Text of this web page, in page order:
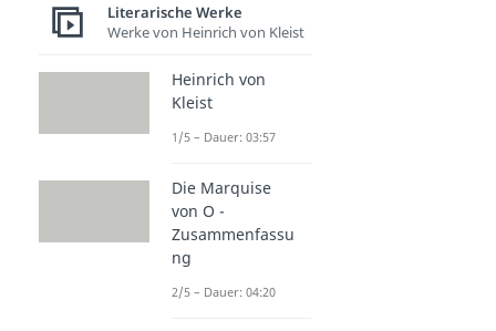
Literarische Werke
Werke von Heinrich von Kleist
Heinrich von
Kleist
1/5 – Dauer: 03:57
Die Marquise
von O -
Zusammenfassu
ng
2/5 – Dauer: 04:20